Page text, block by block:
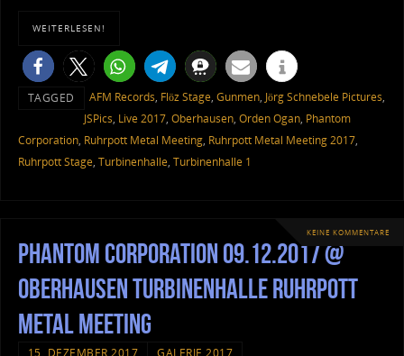
WEITERLESEN!
TAGGED AFM Records, Flöz Stage, Gunmen, Jörg Schnebele Pictures,
JSPics, Live 2017, Oberhausen, Orden Ogan, Phantom
Corporation, Ruhrpott Metal Meeting, Ruhrpott Metal Meeting 2017,
Ruhrpott Stage, Turbinenhalle, Turbinenhalle 1
KEINE KOMMENTARE
Phantom Corporation 09.12.2017 @
Oberhausen Turbinenhalle Ruhrpott
Metal Meeting